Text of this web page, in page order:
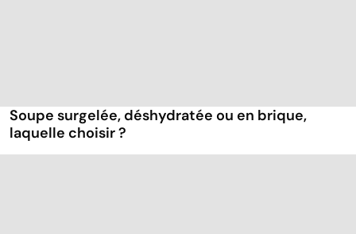
Soupe surgelée, déshydratée ou en brique,
laquelle choisir ?